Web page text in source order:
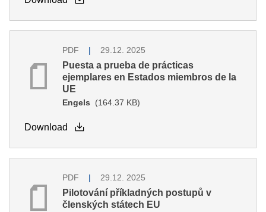
PDF 29.12. 2025
Puesta a prueba de prácticas
ejemplares en Estados miembros de la
UE
Engels (164.37 KB)
Download
PDF 29.12. 2025
Pilotování příkladných postupů v
členských státech EU